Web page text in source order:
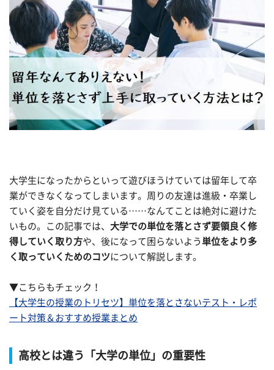
大学生になったからといって遊びほうけていては留年して卒
業ができなくなってしまいます。周りの友達は進級・卒業し
ていく姿を自分だけ見ている……なんてことは絶対に避けた
いもの。この記事では、 大学での単位を落とさず要領良く修
得していく取り方や、後になって困らないよう 単位をより多
く取っていくためのコツ について解説します。
▼こちらもチェック！
【大学生の授業のトリセツ】単位を落とさないテスト・レポ
ート対策＆おすすめ授業まとめ
高校とは違う「大学の単位」の重要性